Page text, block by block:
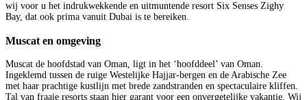
wij voor u het indrukwekkende en uitmuntende resort Six Senses Zighy
Bay, dat ook prima vanuit Dubai is te bereiken.
Muscat en omgeving
Muscat de hoofdstad van Oman, ligt in het ‘hoofddeel’ van Oman.
Ingeklemd tussen de ruige Westelijke Hajjar-bergen en de Arabische Zee
met haar prachtige kustlijn met brede zandstranden en spectaculaire kliffen.
Tal van fraaie resorts staan hier garant voor een onvergetelijke vakantie. Wij